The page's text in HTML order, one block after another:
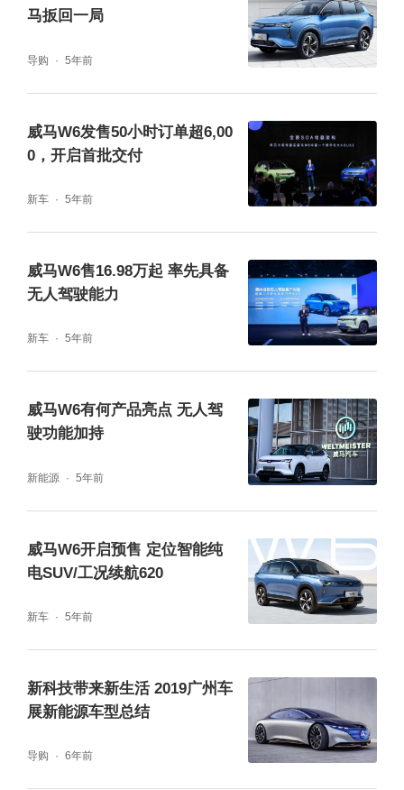
马扳回一局
导购 5年前
威马W6发售50小时订单超6,00
0，开启首批交付
新车 5年前
威马W6售16.98万起 率先具备
无人驾驶能力
新车 5年前
威马W6有何产品亮点 无人驾
驶功能加持
新能源 5年前
威马W6开启预售 定位智能纯
电SUV/工况续航620
新车 5年前
新科技带来新生活 2019广州车
展新能源车型总结
导购 6年前